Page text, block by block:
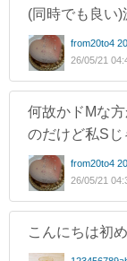
(同時でも良い)
from20to4
26/05/21
何故かドMな
のだけど私S
from20to4
26/05/21
こんにちは初